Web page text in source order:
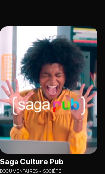
Saga Culture Pub
DOCUMENTAIRES SOCIÉTÉ